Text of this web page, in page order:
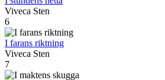
Viveca Sten
6
I farans riktning
Viveca Sten
7